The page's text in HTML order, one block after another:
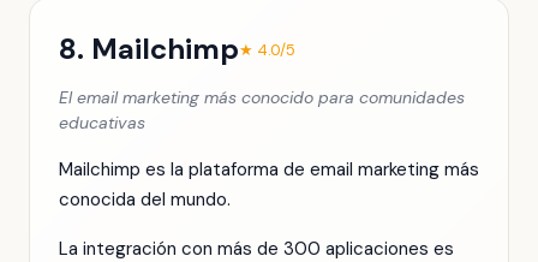
8. Mailchimp★ 4.0/5
El email marketing más conocido para comunidades
educativas
Mailchimp es la plataforma de email marketing más
conocida del mundo.
La integración con más de 300 aplicaciones es